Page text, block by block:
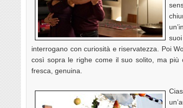
interrogano con curiosità e riservatezza. Poi
così sopra le righe come il suo solito, ma più
fresca, genuina.